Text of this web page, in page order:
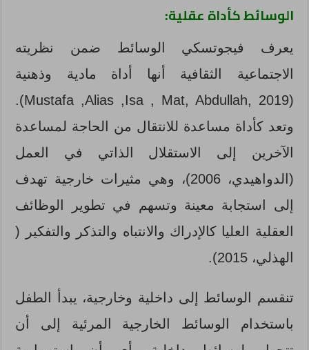
الوسائط كأداة عقلية:
يعرف فيجوتسكي الوسائط ضمن نظريته
الاجتماعية الثقافية أنها أداة مادية وذهنية
(Mustafa ,Alias ,Isa , Mat, Abdullah, 2019).
وتعد كأداة مساعدة للانتقال من الحاجة لمساعدة
الآخرين إلى الاستقلال الذاتي في العمل
(الدواهيدي، 2006)، وهي مثيرات خارجية تهدف
إلى استجابة معينة وتسهم في تطوير الوظائف
العقلية العليا كالإدراك والانتباه والتذكر والتفكير (
الهذلي، 2015).
تنقسم الوسائط إلى داخلية وخارجية، يبدأ الطفل
باستخدام الوسائط الخارجية المرئية إلى أن